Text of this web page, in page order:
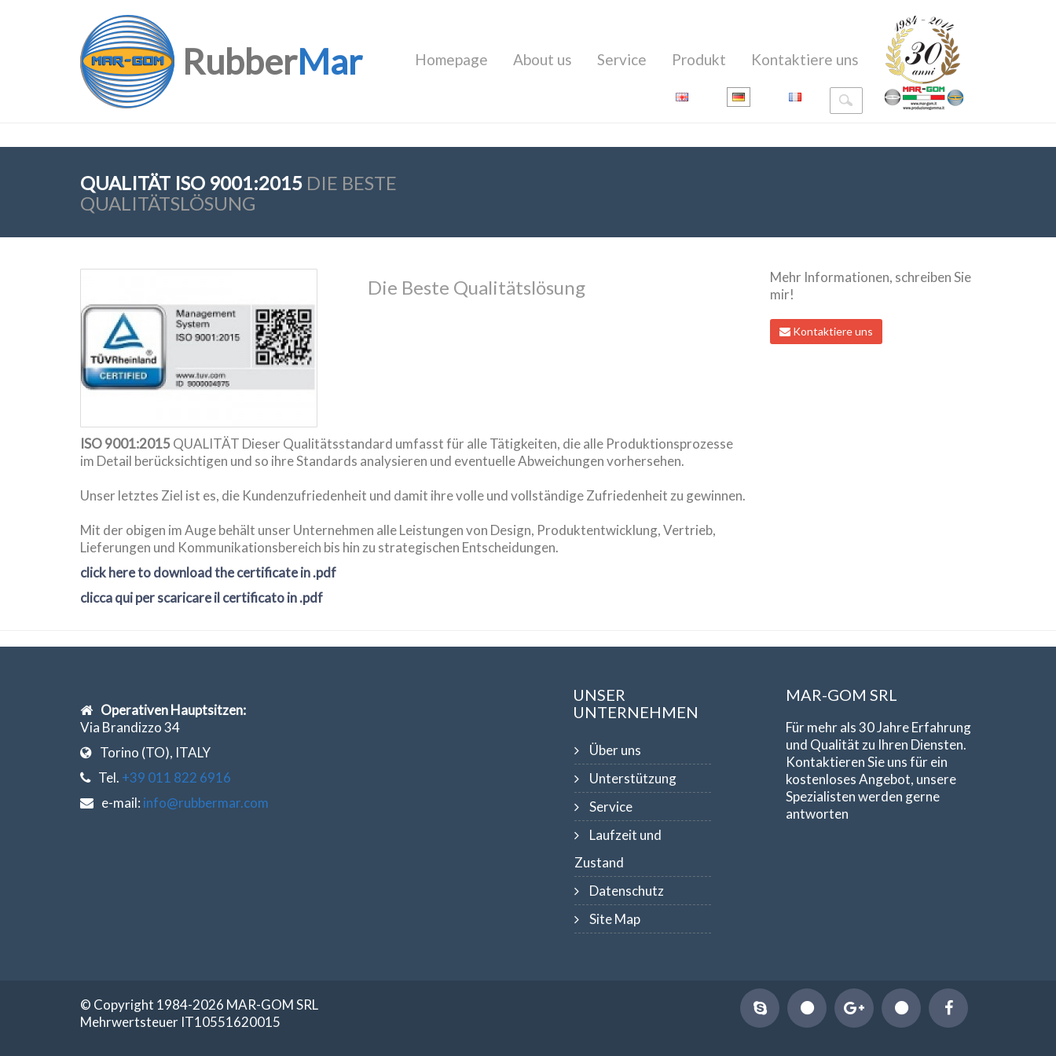
RubberMar Homepage About us Service Produkt Kontaktiere uns
QUALITÄT ISO 9001:2015 DIE BESTE
QUALITÄTSLÖSUNG
Die Beste Qualitätslösung
ISO 9001:2015QUALITÄT Dieser Qualitätsstandard umfasst für alle Tätigkeiten, die alle Produktionsprozesse
im Detail berücksichtigen und so ihre Standards analysieren und eventuelle Abweichungen vorhersehen.
Unser letztes Ziel ist es, die Kundenzufriedenheit und damit ihre volle und vollständige Zufriedenheit zu gewinnen.
Mit der obigen im Auge behält unser Unternehmen alle Leistungen von Design, Produktentwicklung, Vertrieb,
Lieferungen und Kommunikationsbereich bis hin zu strategischen Entscheidungen.
click here to download the certificate in .pdf
clicca qui per scaricare il certificato in .pdf
Mehr Informationen, schreiben Sie
mir!
Kontaktiere uns
Operativen Hauptsitzen:
Via Brandizzo 34
Torino (TO), ITALY
Tel. +39 011 822 6916
e-mail: info@rubbermar.com
UNSER
UNTERNEHMEN
Über uns
Unterstützung
Service
Laufzeit und
Zustand
Datenschutz
Site Map
MAR-GOM SRL
Für mehr als 30 Jahre Erfahrung
und Qualität zu Ihren Diensten.
Kontaktieren Sie uns für ein
kostenloses Angebot, unsere
Spezialisten werden gerne
antworten
© Copyright 1984-2026 MAR-GOM SRL
Mehrwertsteuer IT10551620015